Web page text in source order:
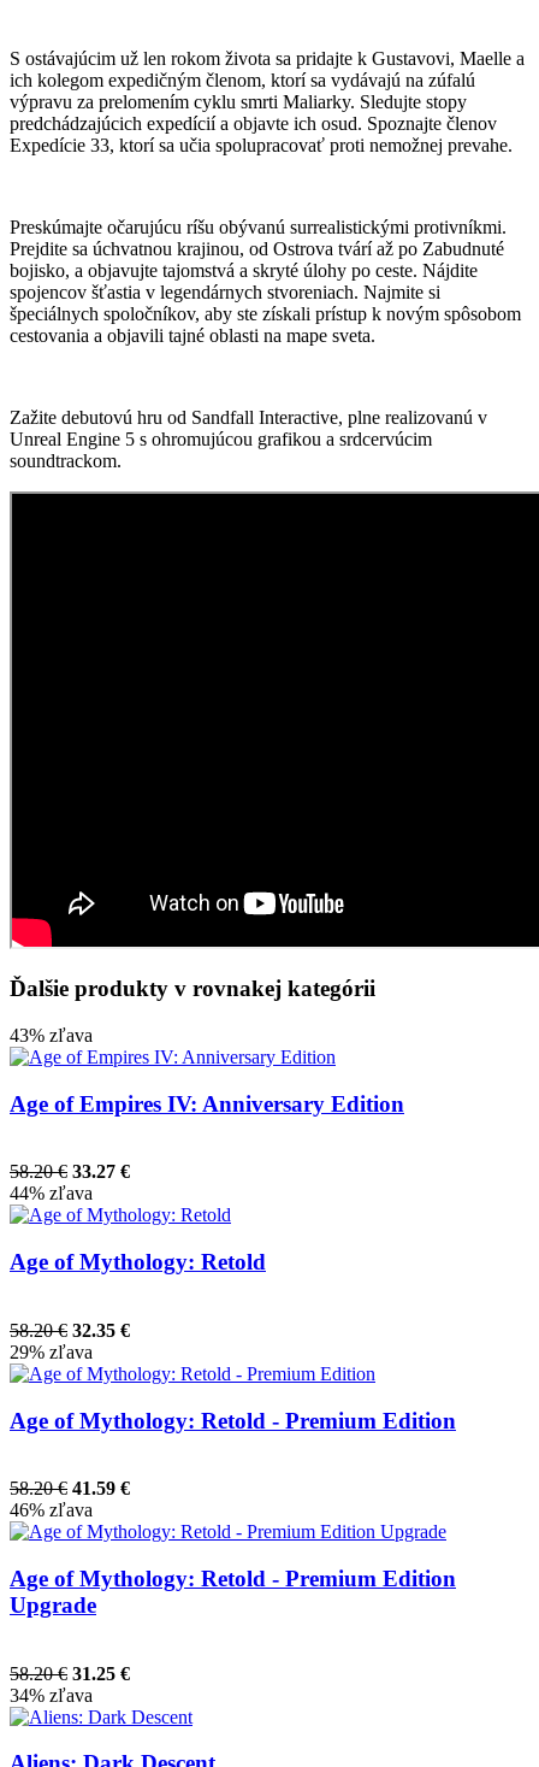
S ostávajúcim už len rokom života sa pridajte k Gustavovi, Maelle a
ich kolegom expedičným členom, ktorí sa vydávajú na zúfalú
výpravu za prelomením cyklu smrti Maliarky. Sledujte stopy
predchádzajúcich expedícií a objavte ich osud. Spoznajte členov
Expedície 33, ktorí sa učia spolupracovať proti nemožnej prevahe.
Preskúmajte očarujúcu ríšu obývanú surrealistickými protivníkmi.
Prejdite sa úchvatnou krajinou, od Ostrova tvárí až po Zabudnuté
bojisko, a objavujte tajomstvá a skryté úlohy po ceste. Nájdite
spojencov šťastia v legendárnych stvoreniach. Najmite si
špeciálnych spoločníkov, aby ste získali prístup k novým spôsobom
cestovania a objavili tajné oblasti na mape sveta.
Zažite debutovú hru od Sandfall Interactive, plne realizovanú v
Unreal Engine 5 s ohromujúcou grafikou a srdcervúcim
soundtrackom.
Ďalšie produkty v rovnakej kategórii
43% zľava
Age of Empires IV: Anniversary Edition
58.20 € 33.27 €
44% zľava
Age of Mythology: Retold
58.20 € 32.35 €
29% zľava
Age of Mythology: Retold - Premium Edition
58.20 € 41.59 €
46% zľava
Age of Mythology: Retold - Premium Edition
Upgrade
58.20 € 31.25 €
34% zľava